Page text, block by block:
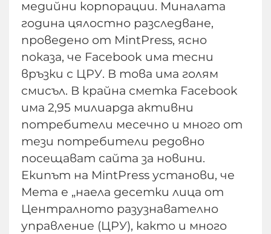
медийни корпорации. Миналата
година цялостно разследване,
проведено от MintPress, ясно
показа, че Facebook има тесни
връзки с ЦРУ. В това има голям
смисъл. В крайна сметка Facebook
има 2,95 милиарда активни
потребители месечно и много от
тези потребители редовно
посещават сайта за новини.
Екипът на MintPress установи, че
Мета е „наела десетки лица от
Централното разузнавателно
управление (ЦРУ), както и много